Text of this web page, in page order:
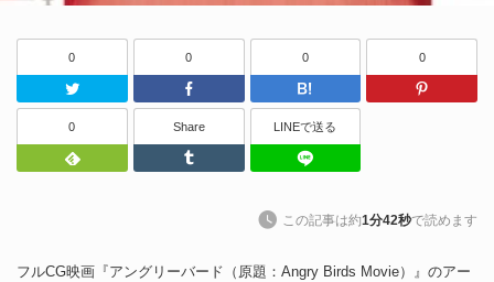
0
Twitter
0
Facebook
0
はてなブッ
0
0
Feedly
Share
Tumblr
LINEで送る
この記事は約1分42秒で読めます
フルCG映画『アングリーバード（原題：Angry Birds Movie）』のアー